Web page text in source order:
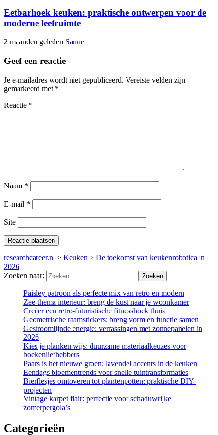
Eetbarhoek keuken: praktische ontwerpen voor de
moderne leefruimte
2 maanden geleden Sanne
Geef een reactie
Je e-mailadres wordt niet gepubliceerd. Vereiste velden zijn
gemarkeerd met *
Reactie *
Naam *
E-mail *
Site
researchcareer.nl > Keuken > De toekomst van keukenrobotica in
2026
Zoeken naar:
Paisley patroon als perfecte mix van retro en modern
Zee-thema interieur: breng de kust naar je woonkamer
Creëer een retro-futuristische fitnesshoek thuis
Geometrische raamstickers: breng vorm en functie samen
Gestroomlijnde energie: verrassingen met zonnepanelen in
2026
Kies je planken wijs: duurzame materiaalkeuzes voor
boekenliefhebbers
Paars is het nieuwe groen: lavendel accents in de keuken
Eendags bloementrends voor snelle tuintransformaties
Bierflesjes omtoveren tot plantenpotten: praktische DIY-
projecten
Vintage karpet flair: perfectie voor schaduwrijke
zomerpergola’s
Categorieën